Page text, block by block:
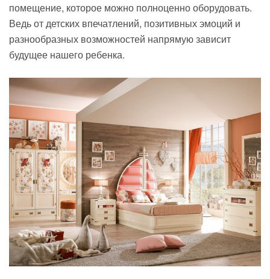
помещение, которое можно полноценно оборудовать.
Ведь от детских впечатлений, позитивных эмоций и
разнообразных возможностей напрямую зависит
будущее нашего ребенка.